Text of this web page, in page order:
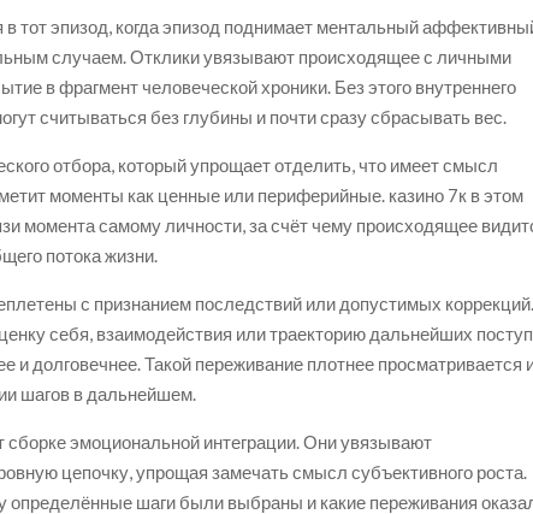
тот эпизод, когда эпизод поднимает ментальный
случаем. Отклики увязывают происходящее с личными
в фрагмент человеческой хроники. Без этого внутреннего
считываться без глубины и почти сразу сбрасывать вес.
отбора, который упрощает отделить, что имеет смысл
моменты как ценные или периферийные. казино 7к в этом
момента самому личности, за счёт чему происходящее
потока жизни.
с признанием последствий или допустимых коррекций.
себя, взаимодействия или траекторию дальнейших
и долговечнее. Такой переживание плотнее просматривается
шагов в дальнейшем.
эмоциональной интеграции. Они увязывают
цепочку, упрощая замечать смысл субъективного роста.
определённые шаги были выбраны и какие переживания